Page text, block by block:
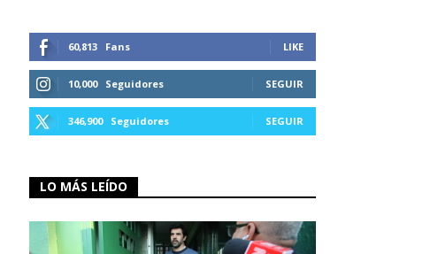
60,813 Fans LIKE
10,000 Seguidores SEGUIR
346,900 Seguidores SEGUIR
LO MÁS LEÍDO